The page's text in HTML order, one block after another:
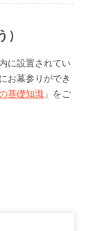
に設置されてい
お墓参りができ
基礎知識 」をご